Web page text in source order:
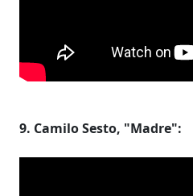
9. Camilo Sesto, "Madre":